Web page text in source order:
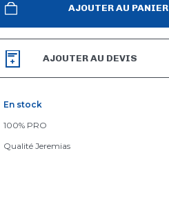
AJOUTER AU PANIER
AJOUTER AU DEVIS
En stock
100% PRO
Qualité Jeremias